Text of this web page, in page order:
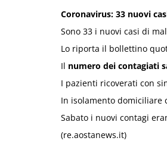
Coronavirus: 33 nuovi
Sono 33 i nuovi casi di
Lo riporta il bollettino
Il numero dei contagiati
I pazienti ricoverati con
In isolamento domiciliare
Sabato i nuovi contagi
(re.aostanews.it)